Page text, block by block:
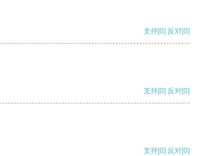
支持[0] 反对[0]
支持[0] 反对[0]
支持[0] 反对[0]